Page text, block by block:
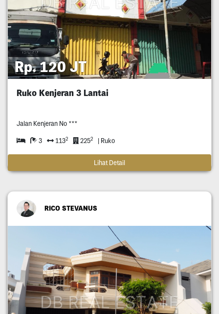
Rp. 120 JT
Ruko Kenjeran 3 Lantai
Jalan Kenjeran No ***
3 1132 2252 | Ruko
Lihat Detail
RICO STEVANUS